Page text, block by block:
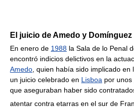
El juicio de Amedo y Domínguez
En enero de 1988 la Sala de lo Penal
encontró indicios delictivos en la
Amedo, quien había sido implicado en
un juicio celebrado en Lisboa por unos
que aseguraban haber sido
atentar contra etarras en el sur de